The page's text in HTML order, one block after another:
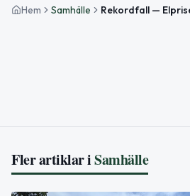
Hem Samhälle
Fler artiklar iSamhälle